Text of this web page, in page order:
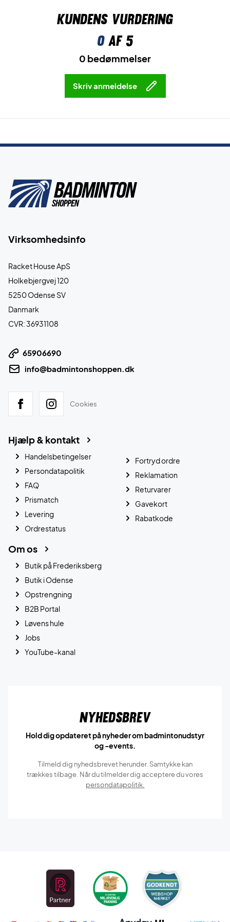
Kundens vurdering
0af 5
0 bedømmelser
Skriv anmeldelse
Virksomhedsinfo
Racket House ApS
Holkebjergvej 120
5250 Odense SV
Danmark
CVR: 36931108
65906690
info@badmintonshoppen.dk
Cookies
Hjælp & kontakt
Handelsbetingelser
Persondatapolitik
FAQ
Prismatch
Levering
Ordrestatus
Fortryd ordre
Reklamation
Returvarer
Gavekort
Rabatkode
Om os
Butik på Frederiksberg
Butik i Odense
Opstrengning
B2B Portal
Løvens hule
Jobs
YouTube-kanal
Nyhedsbrev
Hold dig opdateret på nyheder om badmintonudstyr
og -events.
Tilmeld dig nyhedsbrevet herunder. Samtykke kan
trækkes tilbage. Når du tilmelder dig acceptere du vores
persondatapolitik.